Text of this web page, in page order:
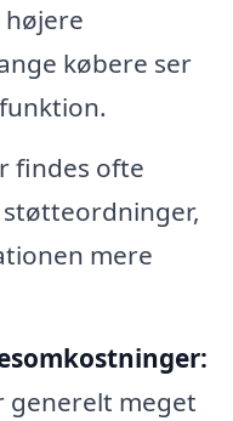
højere
købere ser
findes ofte
mere
meget